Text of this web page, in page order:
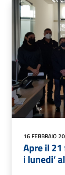
16 FEBBRAIO
Apre il
i lunedi’